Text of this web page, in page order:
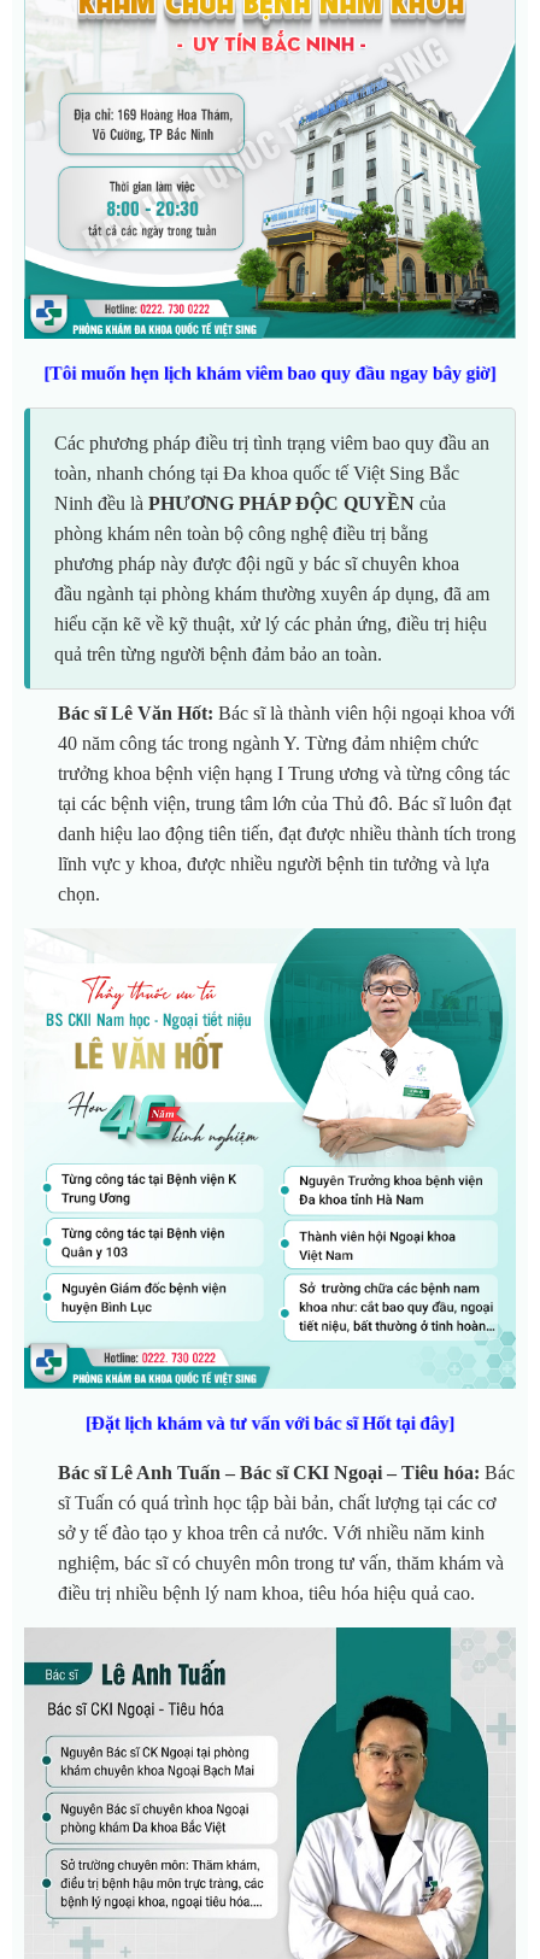
[Tôi muốn hẹn lịch khám viêm bao quy đầu ngay bây giờ]
Các phương pháp điều trị tình trạng viêm bao quy đầu an
toàn, nhanh chóng tại Đa khoa quốc tế Việt Sing Bắc
Ninh đều là PHƯƠNG PHÁP ĐỘC QUYỀN của
phòng khám nên toàn bộ công nghệ điều trị bằng
phương pháp này được đội ngũ y bác sĩ chuyên khoa
đầu ngành tại phòng khám thường xuyên áp dụng, đã am
hiểu cặn kẽ về kỹ thuật, xử lý các phản ứng, điều trị hiệu
quả trên từng người bệnh đảm bảo an toàn.
Bác sĩ Lê Văn Hốt: Bác sĩ là thành viên hội ngoại khoa với
40 năm công tác trong ngành Y. Từng đảm nhiệm chức
trưởng khoa bệnh viện hạng I Trung ương và từng công tác
tại các bệnh viện, trung tâm lớn của Thủ đô. Bác sĩ luôn đạt
danh hiệu lao động tiên tiến, đạt được nhiều thành tích trong
lĩnh vực y khoa, được nhiều người bệnh tin tưởng và lựa
chọn.
[Đặt lịch khám và tư vấn với bác sĩ Hốt tại đây]
Bác sĩ Lê Anh Tuấn – Bác sĩ CKI Ngoại – Tiêu hóa: Bác
sĩ Tuấn có quá trình học tập bài bản, chất lượng tại các cơ
sở y tế đào tạo y khoa trên cả nước. Với nhiều năm kinh
nghiệm, bác sĩ có chuyên môn trong tư vấn, thăm khám và
điều trị nhiều bệnh lý nam khoa, tiêu hóa hiệu quả cao.